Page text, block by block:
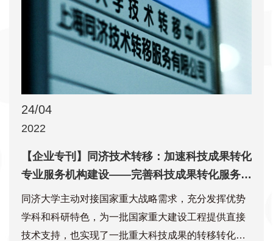
通识阶段。 “十大”特训营由同济大学科研管理部、同
济创新创业控股有限公司共同主办，上海同济技术转
移服务有限公司、上海同济科技园投资管理有限公司
及上海同济启帆创业投资管理有限公司承办，上海市
协力律师事务所及武岳峰科创协办。该系列活动旨在
养，积极响应国家战略，立足服务区域经济发展。“十
大”特训营 专精解惑 “十大”特训营是继同济大学年
度“十大最具转化潜力科技成果”评选之后，推出的又
一“
24/04
2022
【企业专刊】同济技术转移：加速科技成果转化
专业服务机构建设——完善科技成果转化服务体
系，全力推进优秀科研成果转化落地
同济大学主动对接国家重大战略需求，充分发挥优势
学科和科研特色，为一批国家重大建设工程提供直接
技术支持，也实现了一批重大科技成果的转移转化。